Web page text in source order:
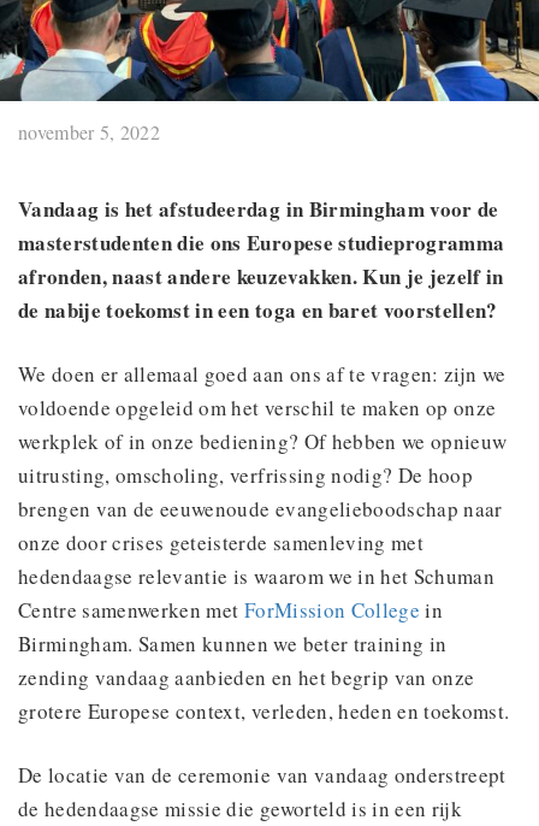
november 5, 2022
Vandaag is het afstudeerdag in Birmingham voor de
masterstudenten die ons Europese studieprogramma
afronden, naast andere keuzevakken. Kun je jezelf in
de nabije toekomst in een toga en baret voorstellen?
We doen er allemaal goed aan ons af te vragen: zijn we
voldoende opgeleid om het verschil te maken op onze
werkplek of in onze bediening? Of hebben we opnieuw
uitrusting, omscholing, verfrissing nodig? De hoop
brengen van de eeuwenoude evangelieboodschap naar
onze door crises geteisterde samenleving met
hedendaagse relevantie is waarom we in het Schuman
Centre samenwerken met ForMission College in
Birmingham. Samen kunnen we beter training in
zending vandaag aanbieden en het begrip van onze
grotere Europese context, verleden, heden en toekomst.
De locatie van de ceremonie van vandaag onderstreept
de hedendaagse missie die geworteld is in een rijk